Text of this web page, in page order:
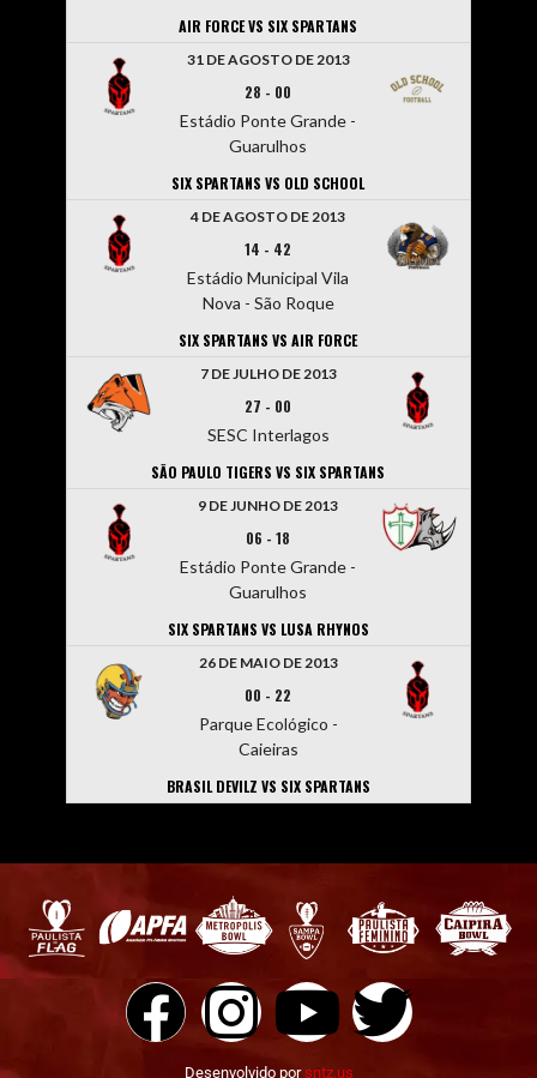
AIR FORCE VS SIX SPARTANS
31 DE AGOSTO DE 2013
28 - 00
Estádio Ponte Grande -
Guarulhos
SIX SPARTANS VS OLD SCHOOL
4 DE AGOSTO DE 2013
14 - 42
Estádio Municipal Vila
Nova - São Roque
SIX SPARTANS VS AIR FORCE
7 DE JULHO DE 2013
27 - 00
SESC Interlagos
SÃO PAULO TIGERS VS SIX SPARTANS
9 DE JUNHO DE 2013
06 -18
Estádio Ponte Grande -
Guarulhos
SIX SPARTANS VS LUSA RHYNOS
26 DE MAIO DE 2013
00 - 22
Parque Ecológico -
Caieiras
BRASIL DEVILZ VS SIX SPARTANS
Desenvolvido porsntz.us